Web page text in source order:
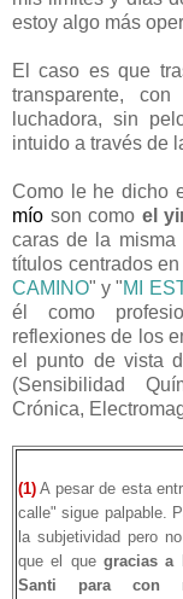
estoy algo más
El caso es que
transparente,
luchadora, sin
intuido a través de
Como le he dicho
mío son como el
caras de la
títulos centrados
CAMINO" y "MI
él como
reflexiones de los
el punto de vista
(Sensibilidad
Crónica,
(1) A pesar de esta
calle" sigue palpable.
la subjetividad pero
que el que gracias a
Santi para con